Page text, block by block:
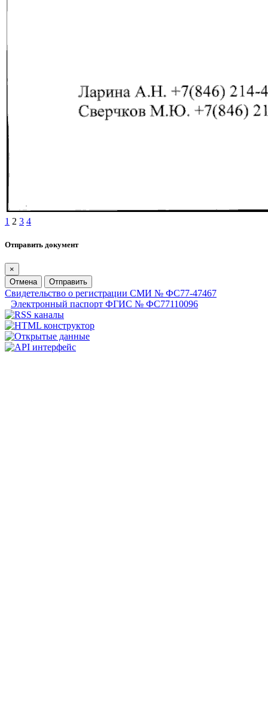
1 2 3 4
Отправить документ
×
Отмена
Отправить
Свидетельство о регистрации СМИ № ФС77-47467
Электронный паспорт ФГИС № ФС77110096